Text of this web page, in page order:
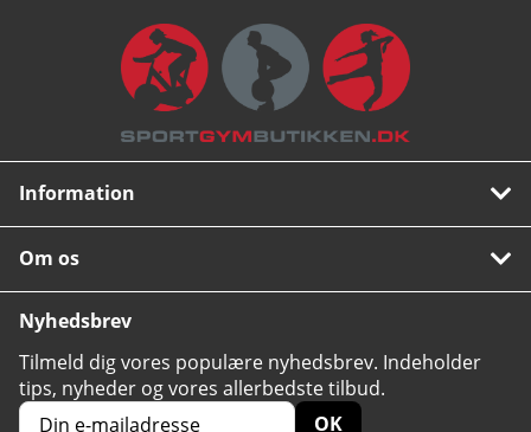
Information
Om os
Nyhedsbrev
Tilmeld dig vores populære nyhedsbrev. Indeholder
tips, nyheder og vores allerbedste tilbud.
OK